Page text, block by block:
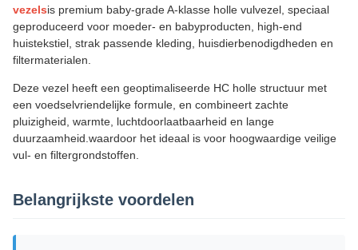
vezelsis premium baby-grade A-klasse holle vulvezel, speciaal
geproduceerd voor moeder- en babyproducten, high-end
huistekstiel, strak passende kleding, huisdierbenodigdheden en
filtermaterialen.
Deze vezel heeft een geoptimaliseerde HC holle structuur met
een voedselvriendelijke formule, en combineert zachte
pluizigheid, warmte, luchtdoorlaatbaarheid en lange
duurzaamheid.waardoor het ideaal is voor hoogwaardige veilige
vul- en filtergrondstoffen.
Belangrijkste voordelen